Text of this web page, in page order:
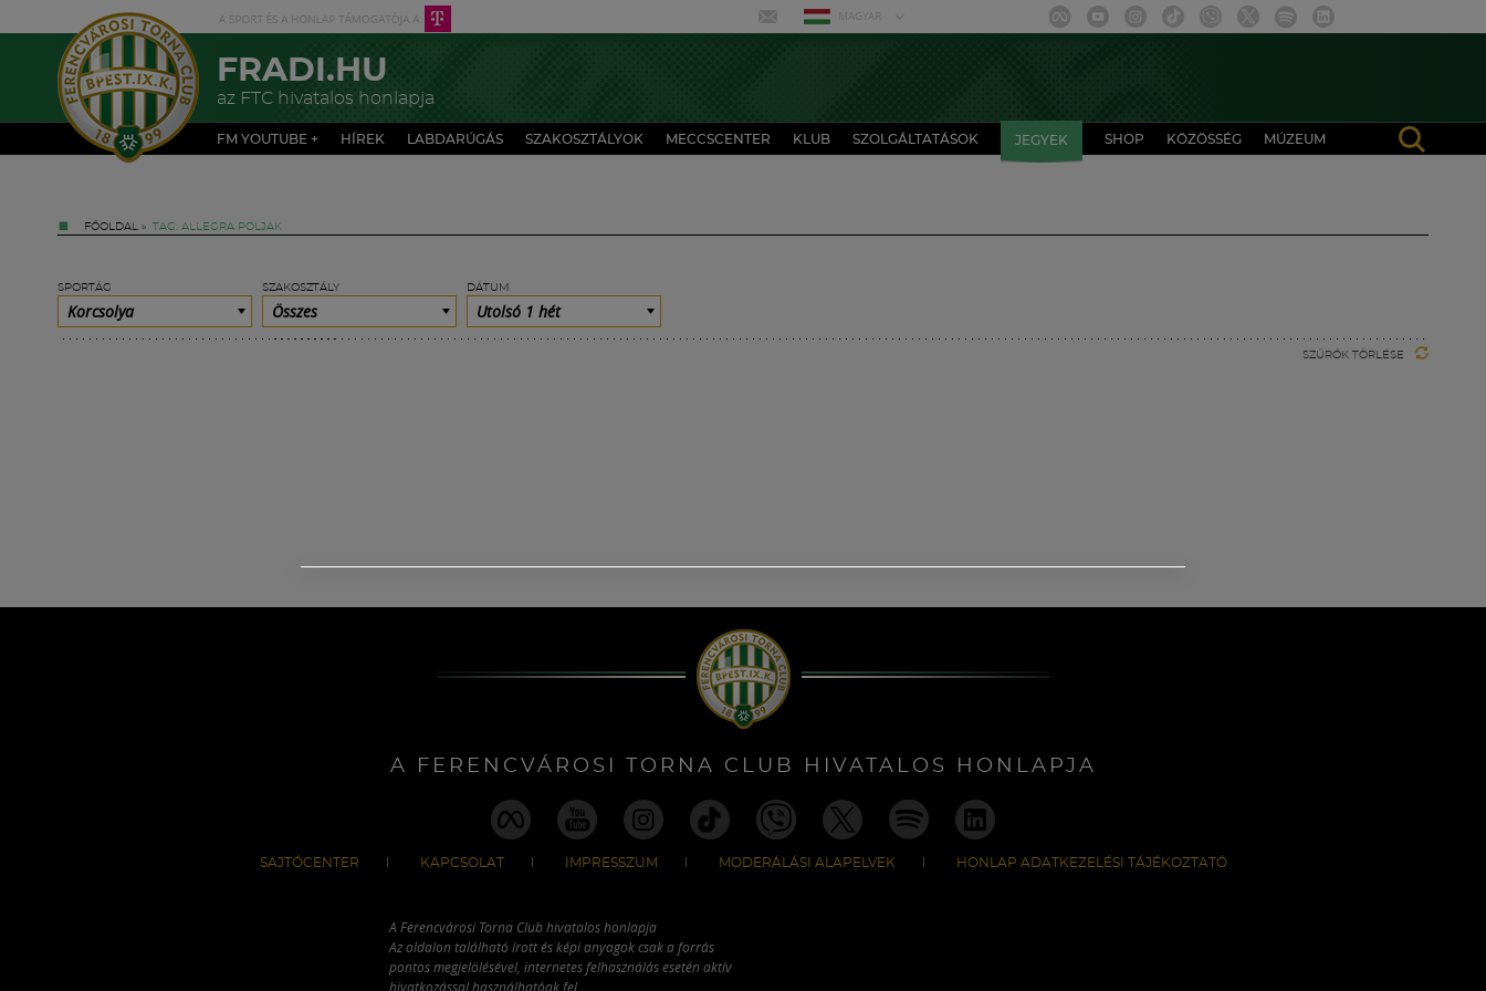
MAGYAR
FRADI.HU
az FTC hivatalos honlapja
FM YOUTUBE + HÍREK LABDARÚGÁS SZAKOSZTÁLYOK MECCSCENTER KLUB SZOLGÁLTATÁSOK JEGYEK SHOP KÖZÖSSÉG MÚZEUM
FŐOLDAL » TAG: ALLEGRA POLJAK
SPORTÁG
Korcsolya
SZAKOSZTÁLY
Összes
DÁTUM
Utolsó 1 hét
SZŰRŐK TÖRLÉSE
A FERENCVÁROSI TORNA CLUB HIVATALOS HONLAPJA
SAJTÓCENTER KAPCSOLAT IMPRESSZUM MODERÁLÁSI ALAPELVEK HONLAP ADATKEZELÉSI TÁJÉKOZTATÓ
A Ferencvárosi Torna Club hivatalos honlapja
Az oldalon található írott és képi anyagok csak a forrás
pontos megjelölésével, internetes felhasználás esetén aktív
hivatkozással használhatóak fel.